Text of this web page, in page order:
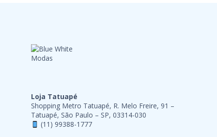
Loja Tatuapé
Shopping Metro Tatuapé, R. Melo Freire, 91 –
Tatuapé, São Paulo – SP, 03314-030
(11) 99388-1777